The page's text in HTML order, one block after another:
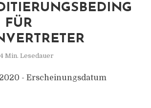
FÜR
4 Min. Lesedauer
- Erscheinungsdatum